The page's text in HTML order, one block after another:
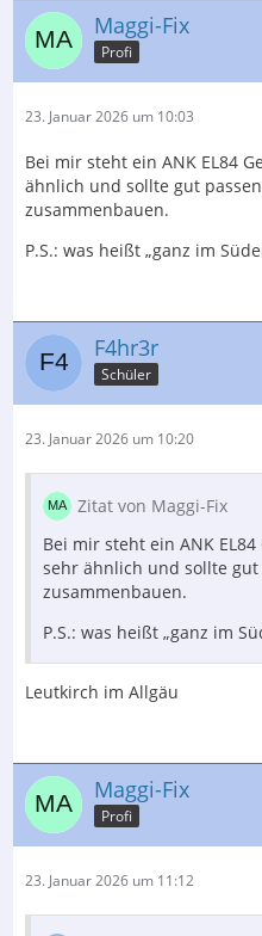
Maggi-Fix
Profi
23. Januar 2026 um 10:03
Bei mir steht ein ANK EL84
ähnlich und sollte gut
zusammenbauen.
P.S.: was heißt „ganz im
F4hr3r
Schüler
23. Januar 2026 um 10:20
Zitat von Maggi-Fix
Bei mir steht ein ANK
sehr ähnlich und sollte
zusammenbauen.
P.S.: was heißt „ganz im
Leutkirch im Allgäu
Maggi-Fix
Profi
23. Januar 2026 um 11:12